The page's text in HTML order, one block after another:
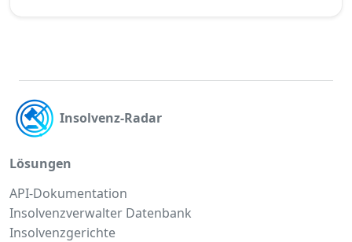
Insolvenz-Radar
Lösungen
API-Dokumentation
Insolvenzverwalter Datenbank
Insolvenzgerichte